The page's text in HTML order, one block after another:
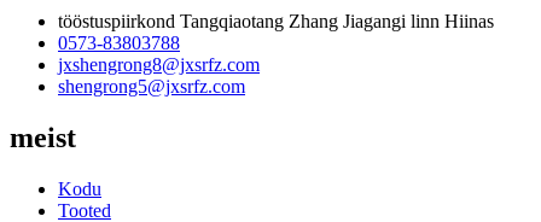
tööstuspiirkond Tangqiaotang Zhang Jiagangi linn Hiinas
0573-83803788
jxshengrong8@jxsrfz.com
shengrong5@jxsrfz.com
meist
Kodu
Tooted